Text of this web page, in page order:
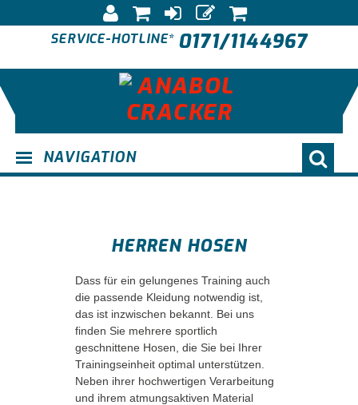
NAVIGATION
SERVICE-HOTLINE* 0171/1144967
HERREN HOSEN
Dass für ein gelungenes Training auch
die passende Kleidung notwendig ist,
das ist inzwischen bekannt. Bei uns
finden Sie mehrere sportlich
geschnittene Hosen, die Sie bei Ihrer
Trainingseinheit optimal unterstützen.
Neben ihrer hochwertigen Verarbeitung
und ihrem atmungsaktiven Material